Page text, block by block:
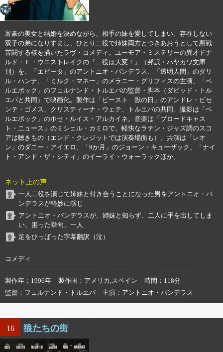
富豪の美女と結婚を決めながら、相手の妹を愛してしまい、存在しない
双子の弟になりすまし、ひとり二役で姉妹両方とつきあおうとして悪戦
苦闘する様を描いたラヴ・コメディ。ユーモア・ミステリーの異才ドナ
ルド・Ｅ・ウエストレイクの『二役は大変！』（邦訳・ハヤカワ文庫
刊）を、「エビータ」のアントニオ・バンデラス、「透明人間」のダリ
ル・ハンナ、「ミルク・マネー」のメラニー・グリフィスの主演、「ベ
ルエポック」のフェルナンド・トルエバの監督・脚本（ダビッド・トル
エバと共同）で映画化。製作は「ビースト 獣の日」のアンドレ・ビセ
ンテ・ゴメス、クリスティーナ・ウェテ、トルエバの共同。撮影は「ベ
ルエポック」のホセ・ルイス・アルカイネ。音楽は「ブロードキャス
ト・ニュース」のミシェル・カミロで、軽快なラテン・ジャズ調のスコ
アは聴きもの（エンド・クレジットでは演奏場面も）。共演は「レオ
ン」のダニー・アイエロ、「9か月」のジョーン・キューザック、「ナイ
ト・アンド・ザ・シティ」のイーライ・ウォーラックほか。
ネット上の声
一人二役を演じて姉妹と付き合うことになった男をアントニオ・バ
ンデラスが軽妙に演じ
アントニオ・バンデラスが、姉妹と知らず、二人に手を出してしま
い、困った挙句、一人
足をひっぱった字幕翻訳（泣）
コメディ
製作年 1996年 製作国 アメリカ,スペイン 時間
118分
監督
フェルナンド・トルエバ 主演 アントニオ・バンデラス
16 狼たちの街